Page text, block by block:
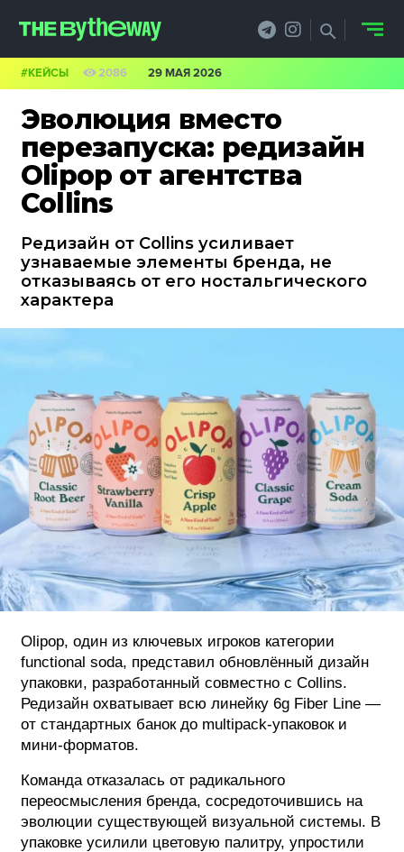
Эволюция вместо
перезапуска: редизайн
Olipop от агентства
Collins
Редизайн от Collins усиливает
узнаваемые элементы бренда, не
отказываясь от его ностальгического
характера
#КЕЙСЫ 2086 29 МАЯ 2026
Olipop, один из ключевых игроков категории
functional soda, представил обновлённый дизайн
упаковки, разработанный совместно с Collins.
Редизайн охватывает всю линейку 6g Fiber Line —
от стандартных банок до multipack-упаковок и
мини-форматов.
Команда отказалась от радикального
переосмысления бренда, сосредоточившись на
эволюции существующей визуальной системы. В
упаковке усилили цветовую палитру, упростили
PRO.ОБЗОР
КЕЙСЫ
КРЕАТИВА
ТЕХНОЛОГИИ
ФОТОГРАФИЯ
ТИПОГРАФИКА
ИСТОРИИ БРЕНДОВ
РЕКЛАМА
КОНТАКТЫ